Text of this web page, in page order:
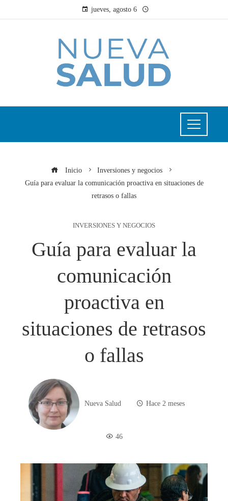
jueves, agosto 6
Inicio
Inversiones y negocios
Guía para evaluar la comunicación proactiva en situaciones de
retrasos o fallas
INVERSIONES Y NEGOCIOS
Guía para evaluar la
comunicación
proactiva en
situaciones de retrasos
o fallas
Nueva Salud Hace 2 meses
46